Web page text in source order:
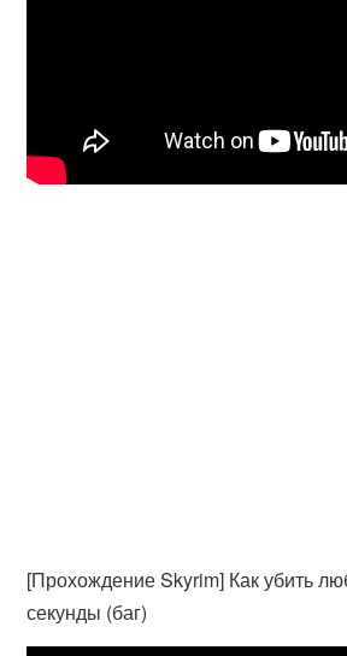
[Прохождение Skyrim] Как убить
секунды (баг)